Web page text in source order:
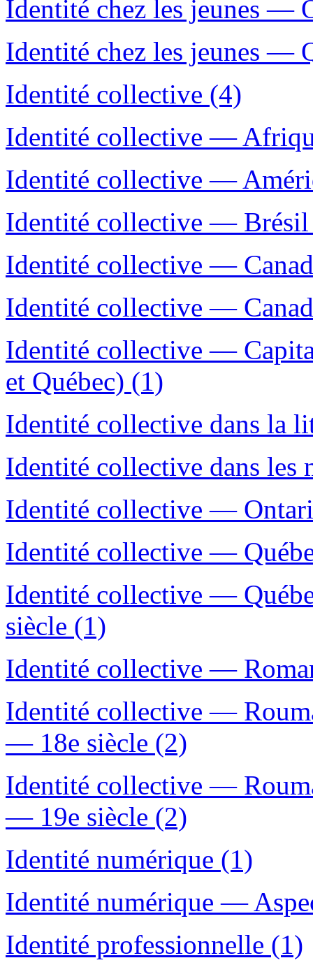
Identité chez les jeunes —
Identité chez les jeunes —
Identité collective (4)
Identité collective —
Identité collective —
Identité collective —
Identité collective —
Identité collective —
Identité collective —
et Québec) (1)
Identité collective dans la
Identité collective dans les
Identité collective —
Identité collective —
Identité collective —
siècle (1)
Identité collective —
Identité collective —
— 18e siècle (2)
Identité collective —
— 19e siècle (2)
Identité numérique (1)
Identité numérique —
Identité professionnelle (1)